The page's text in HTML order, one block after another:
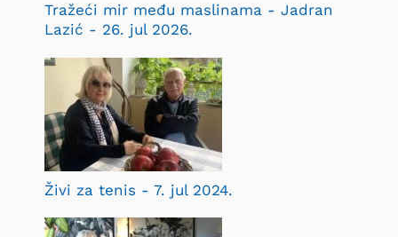
Tražeći mir među maslinama - Jadran
Lazić - 26. jul 2026.
Živi za tenis - 7. jul 2024.